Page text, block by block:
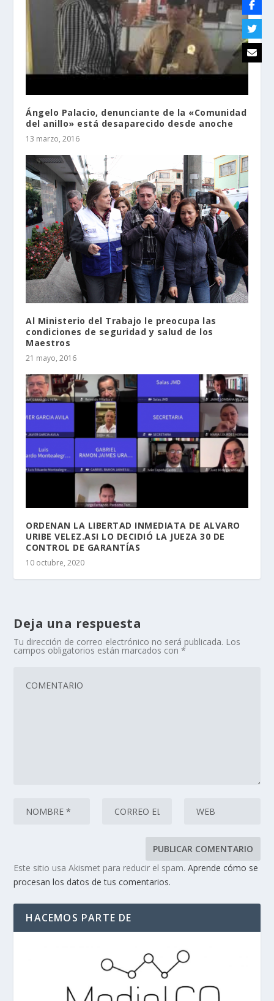
Ángelo Palacio, denunciante de la «Comunidad
del anillo» está desaparecido desde anoche
13 marzo, 2016
Al Ministerio del Trabajo le preocupa las
condiciones de seguridad y salud de los
Maestros
21 mayo, 2016
ORDENAN LA LIBERTAD INMEDIATA DE ALVARO
URIBE VELEZ.ASI LO DECIDIÓ LA JUEZA 30 DE
CONTROL DE GARANTÍAS
10 octubre, 2020
Deja una respuesta
Tu dirección de correo electrónico no será publicada. Los
campos obligatorios están marcados con*
Este sitio usa Akismet para reducir el spam.Aprende cómo se
procesan los datos de tus comentarios.
HACEMOS PARTE DE